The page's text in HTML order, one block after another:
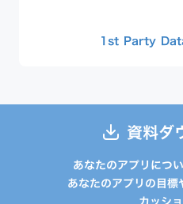
1st Party
資料ダ
あなたのアプリにつ
あなたのアプリの目